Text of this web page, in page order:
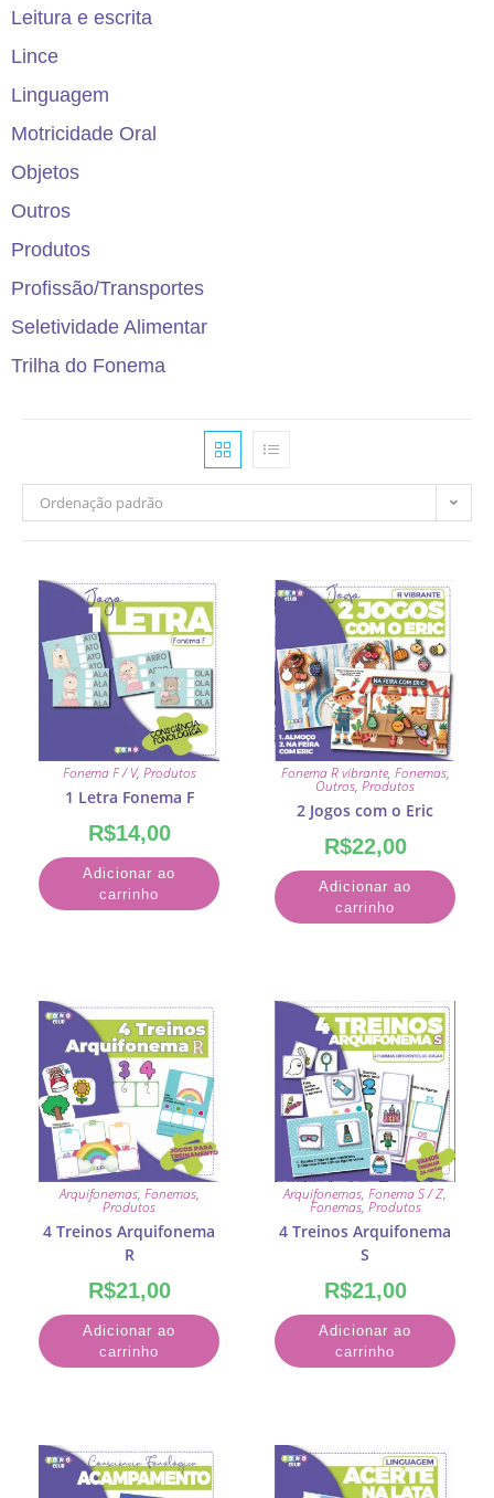
Leitura e escrita
Lince
Linguagem
Motricidade Oral
Objetos
Outros
Produtos
Profissão/Transportes
Seletividade Alimentar
Trilha do Fonema
Ordenação padrão
Fonema F / V, Produtos
1 Letra Fonema F
R$14,00
Adicionar ao
carrinho
Fonema R vibrante, Fonemas,
Outros, Produtos
2 Jogos com o Eric
R$22,00
Adicionar ao
carrinho
Arquifonemas, Fonemas,
Produtos
4 Treinos Arquifonema
R
R$21,00
Adicionar ao
carrinho
Arquifonemas, Fonema S / Z,
Fonemas, Produtos
4 Treinos Arquifonema
S
R$21,00
Adicionar ao
carrinho